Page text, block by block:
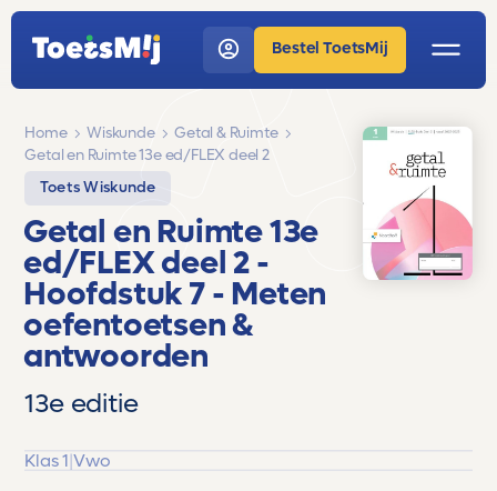
Bestel ToetsMij
Home Wiskunde
Getal & Ruimte
Getal en Ruimte 13e ed/FLEX deel 2
Toets Wiskunde
Getal en Ruimte 13e
ed/FLEX deel 2-
Hoofdstuk 7 - Meten
oefentoetsen &
antwoorden
13e editie
Klas 1|Vwo